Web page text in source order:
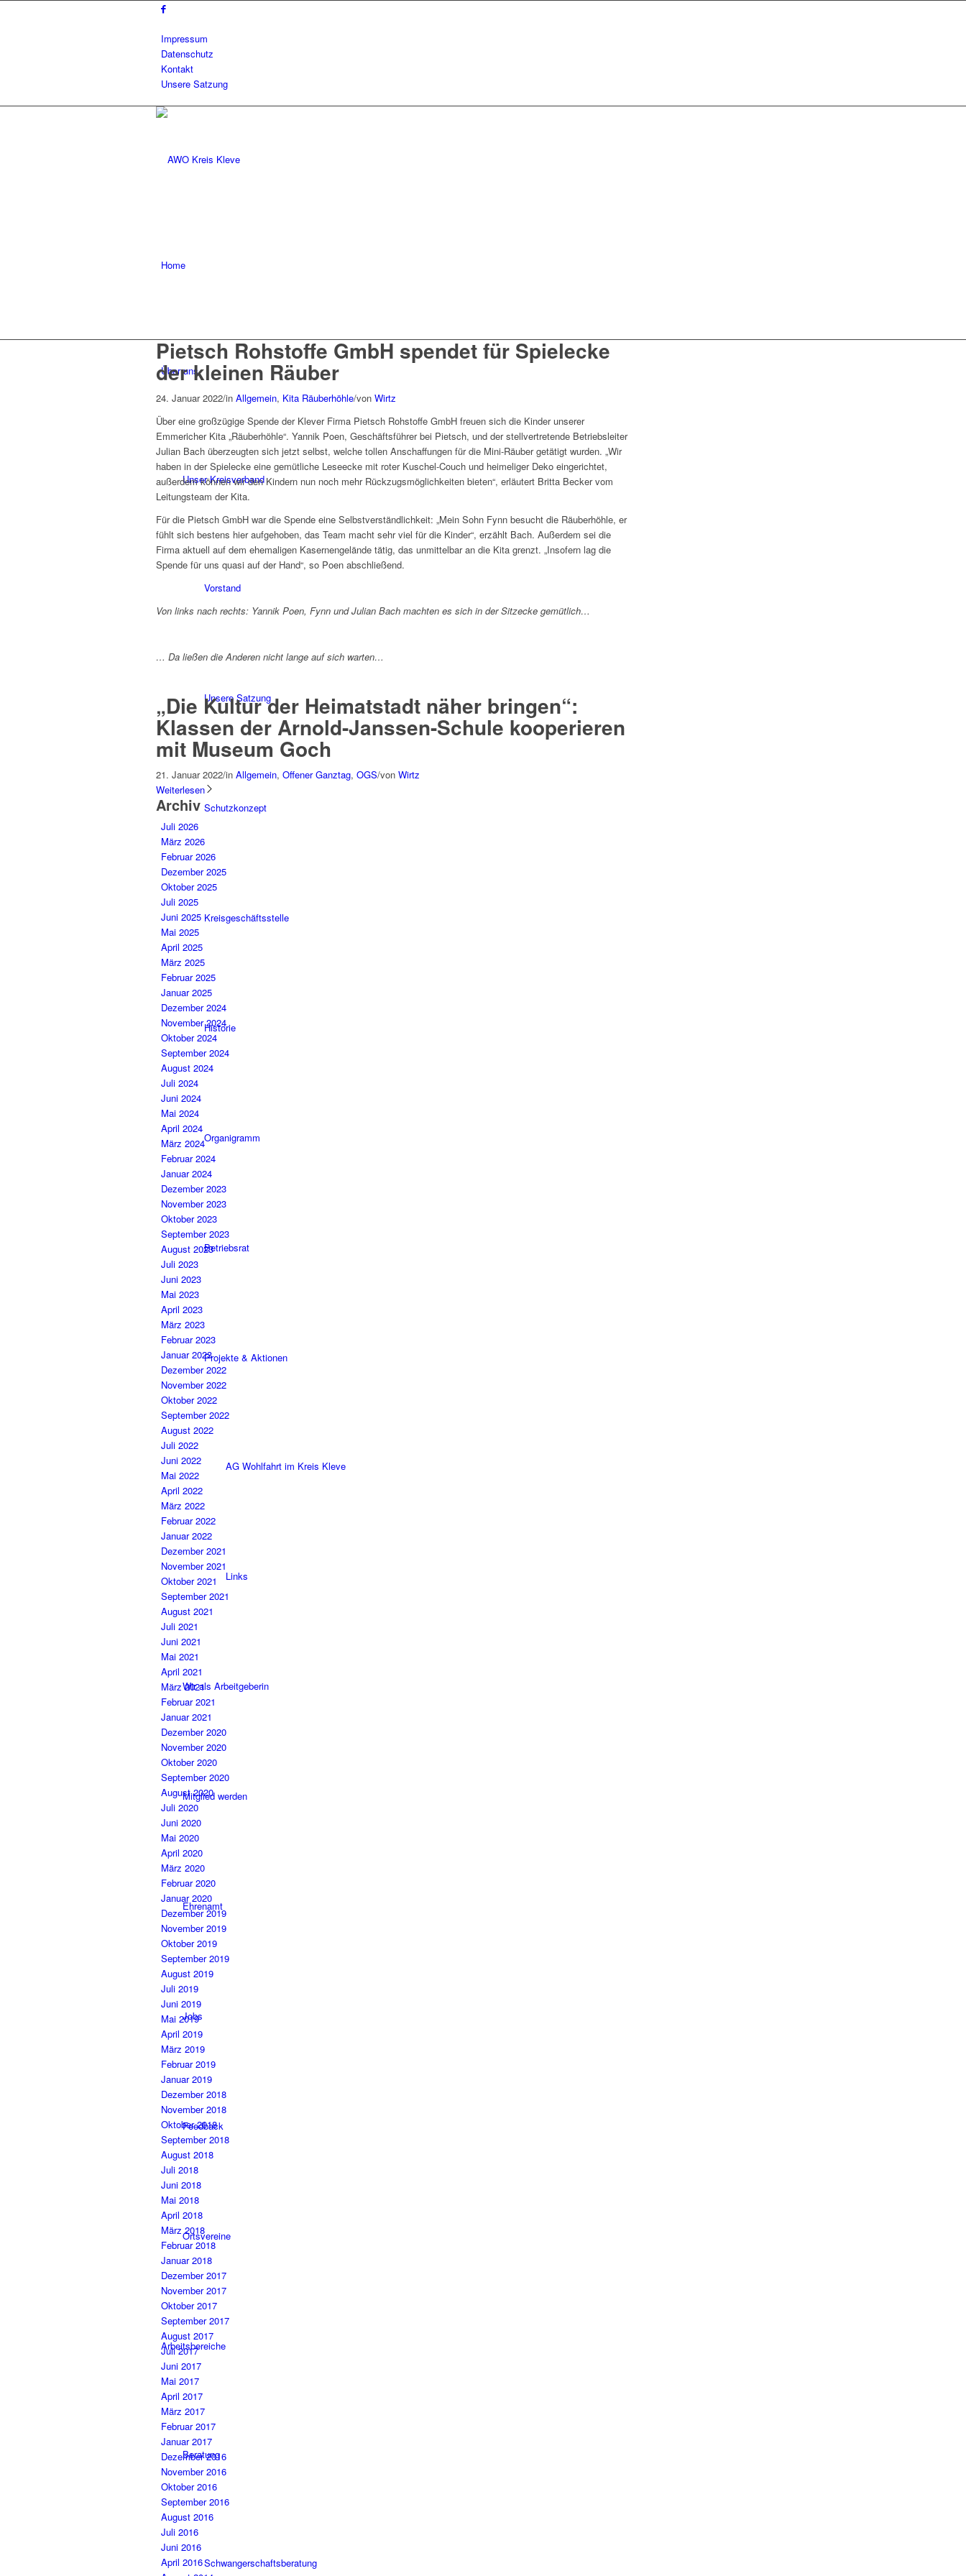
Impressum
Datenschutz
Kontakt
Unsere Satzung
Home
Über uns
Unser Kreisverband
Vorstand
Unsere Satzung
Schutzkonzept
Kreisgeschäftsstelle
Historie
Organigramm
Betriebsrat
Projekte & Aktionen
AG Wohlfahrt im Kreis Kleve
Links
Wir als Arbeitgeberin
Mitglied werden
Ehrenamt
Jobs
Feedback
Ortsvereine
Arbeitsbereiche
Beratung
Schwangerschaftsberatung
Pietsch Rohstoffe GmbH spendet für Spielecke
der kleinen Räuber
24. Januar 2022/in Allgemein, Kita Räuberhöhle/von Wirtz
Über eine großzügige Spende der Klever Firma Pietsch Rohstoffe GmbH freuen sich die Kinder unserer
Emmericher Kita „Räuberhöhle“. Yannik Poen, Geschäftsführer bei Pietsch, und der stellvertretende Betriebsleiter
Julian Bach überzeugten sich jetzt selbst, welche tollen Anschaffungen für die Mini-Räuber getätigt wurden. „Wir
haben in der Spielecke eine gemütliche Leseecke mit roter Kuschel-Couch und heimeliger Deko eingerichtet,
außerdem können wir den Kindern nun noch mehr Rückzugsmöglichkeiten bieten“, erläutert Britta Becker vom
Leitungsteam der Kita.
Für die Pietsch GmbH war die Spende eine Selbstverständlichkeit: „Mein Sohn Fynn besucht die Räuberhöhle, er
fühlt sich bestens hier aufgehoben, das Team macht sehr viel für die Kinder“, erzählt Bach. Außerdem sei die
Firma aktuell auf dem ehemaligen Kasernengelände tätig, das unmittelbar an die Kita grenzt. „Insofern lag die
Spende für uns quasi auf der Hand“, so Poen abschließend.
Von links nach rechts: Yannik Poen, Fynn und Julian Bach machten es sich in der Sitzecke gemütlich…
… Da ließen die Anderen nicht lange auf sich warten…
„Die Kultur der Heimatstadt näher bringen“:
Klassen der Arnold-Janssen-Schule kooperieren
mit Museum Goch
21. Januar 2022/in Allgemein, Offener Ganztag, OGS/von Wirtz
Weiterlesen
Archiv
Juli 2026
März 2026
Februar 2026
Dezember 2025
Oktober 2025
Juli 2025
Juni 2025
Mai 2025
April 2025
März 2025
Februar 2025
Januar 2025
Dezember 2024
November 2024
Oktober 2024
September 2024
August 2024
Juli 2024
Juni 2024
Mai 2024
April 2024
März 2024
Februar 2024
Januar 2024
Dezember 2023
November 2023
Oktober 2023
September 2023
August 2023
Juli 2023
Juni 2023
Mai 2023
April 2023
März 2023
Februar 2023
Januar 2023
Dezember 2022
November 2022
Oktober 2022
September 2022
August 2022
Juli 2022
Juni 2022
Mai 2022
April 2022
März 2022
Februar 2022
Januar 2022
Dezember 2021
November 2021
Oktober 2021
September 2021
August 2021
Juli 2021
Juni 2021
Mai 2021
April 2021
März 2021
Februar 2021
Januar 2021
Dezember 2020
November 2020
Oktober 2020
September 2020
August 2020
Juli 2020
Juni 2020
Mai 2020
April 2020
März 2020
Februar 2020
Januar 2020
Dezember 2019
November 2019
Oktober 2019
September 2019
August 2019
Juli 2019
Juni 2019
Mai 2019
April 2019
März 2019
Februar 2019
Januar 2019
Dezember 2018
November 2018
Oktober 2018
September 2018
August 2018
Juli 2018
Juni 2018
Mai 2018
April 2018
März 2018
Februar 2018
Januar 2018
Dezember 2017
November 2017
Oktober 2017
September 2017
August 2017
Juli 2017
Juni 2017
Mai 2017
April 2017
März 2017
Februar 2017
Januar 2017
Dezember 2016
November 2016
Oktober 2016
September 2016
August 2016
Juli 2016
Juni 2016
April 2016